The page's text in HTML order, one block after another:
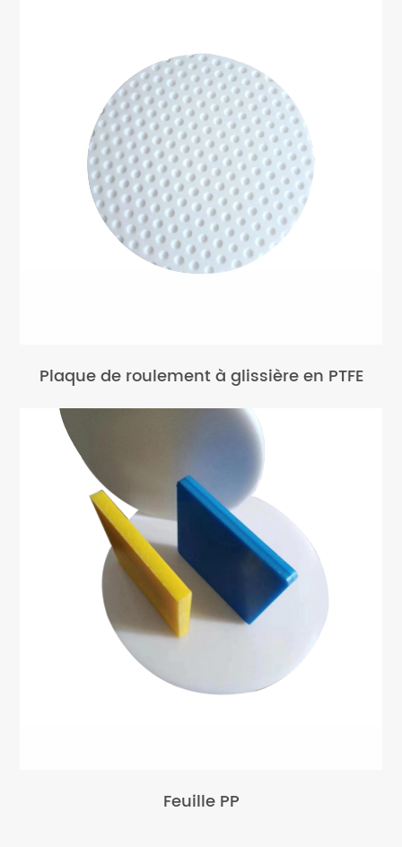
Plaque de roulement à glissière en PTFE
Feuille PP